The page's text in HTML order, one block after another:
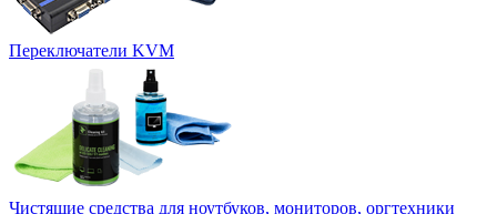
Переключатели KVM
Чистящие средства для ноутбуков, мониторов, оргтехники